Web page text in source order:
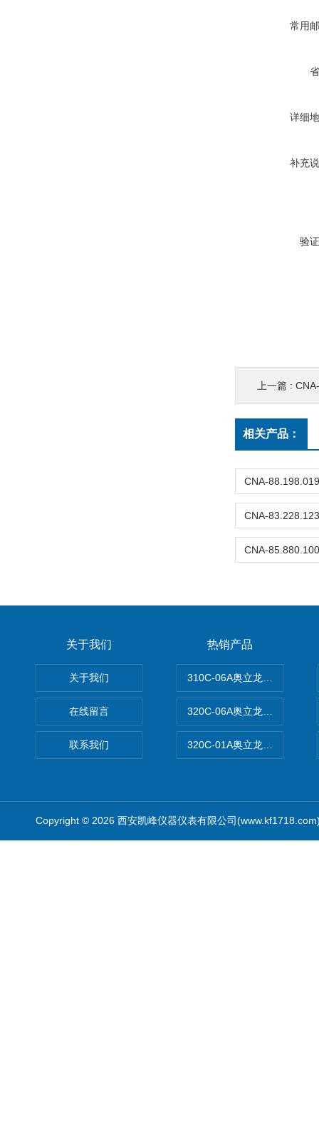
常用
详细
补充
验
上一篇 :
相关产品：
关于我们
关于我们
在线留言
联系我们
热销产品
310C-06A奥立龙实验室台式
320C-06A奥立龙实验室便携
320C-01A奥立龙实验室便携
Copyright © 2026 西安凯峰仪器仪表有限公司